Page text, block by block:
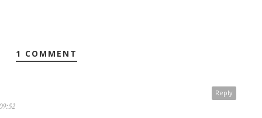
1 COMMENT
Reply